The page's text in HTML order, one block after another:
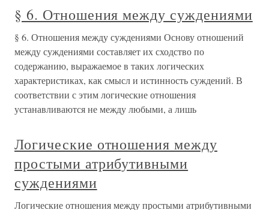
§ 6. Отношения между суждениями
§ 6. Отношения между суждениями Основу отношений
между суждениями составляет их сходство по
содержанию, выражаемое в таких логических
характеристи­ках, как смысл и истинность суждений. В
соответствии с этим логические отношения
устанавливаются не между любыми, а лишь
Логические отношения между
простыми атрибутивными
суждениями
Логические отношения между простыми атрибутивными